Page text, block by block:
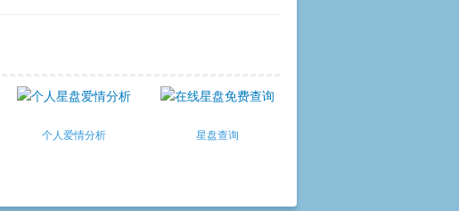
个人爱情分析 星盘查询